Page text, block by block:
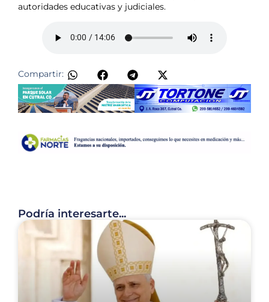
autoridades educativas y judiciales.
Compartir:
Podría interesarte...